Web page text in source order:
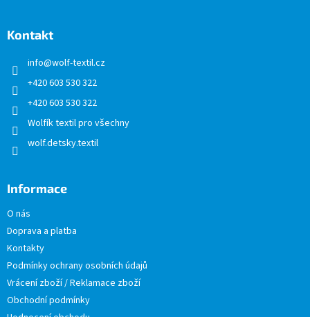
Kontakt
info@wolf-textil.cz
+420 603 530 322
+420 603 530 322
Wolfík textil pro všechny
wolf.detsky.textil
Informace
O nás
Doprava a platba
Kontakty
Podmínky ochrany osobních údajů
Vrácení zboží / Reklamace zboží
Obchodní podmínky